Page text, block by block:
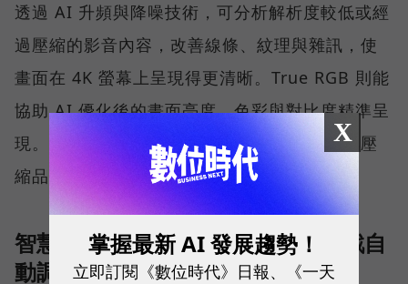
透過 AI 升頻與降噪技術，可分析解析度較低或經
過壓縮的影音內容，改善線條、紋理與雜訊，使
畫面在 4K 螢幕上呈現得更清晰。True RGB 則能
協助 AI 優化後的畫面亮度、色彩與對比度精準呈
現。不過實際效果仍會受到原始片源解析度與壓
縮品質影響。
智慧場景辨識：依電影、球賽、遊戲自
動調整畫面
X
掌握最新 AI 發展趨勢！
立即訂閱《數位時代》日報、《一天